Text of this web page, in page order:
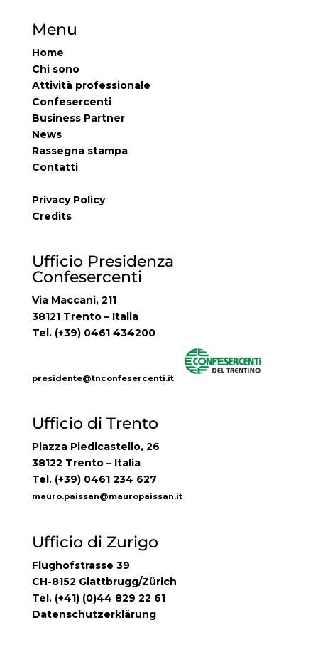
Menu
Home
Chi sono
Attività professionale
Confesercenti
Business Partner
News
Rassegna stampa
Contatti
Privacy Policy
Credits
Ufficio Presidenza
Confesercenti
Via Maccani, 211
38121 Trento – Italia
Tel. (+39) 0461 434200
presidente@tnconfesercenti.it
Ufficio di Trento
Piazza Piedicastello, 26
38122 Trento – Italia
Tel. (+39) 0461 234 627
mauro.paissan@mauropaissan.it
Ufficio di Zurigo
Flughofstrasse 39
CH-8152 Glattbrugg/Zürich
Tel. (+41) (0)44 829 22 61
Datenschutzerklärung